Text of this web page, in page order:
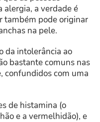
alergia, a verdade é
também pode originar
na pele.
da intolerância ao
bastante comuns nas
confundidos com uma
de histamina (o
e a vermelhidão), e